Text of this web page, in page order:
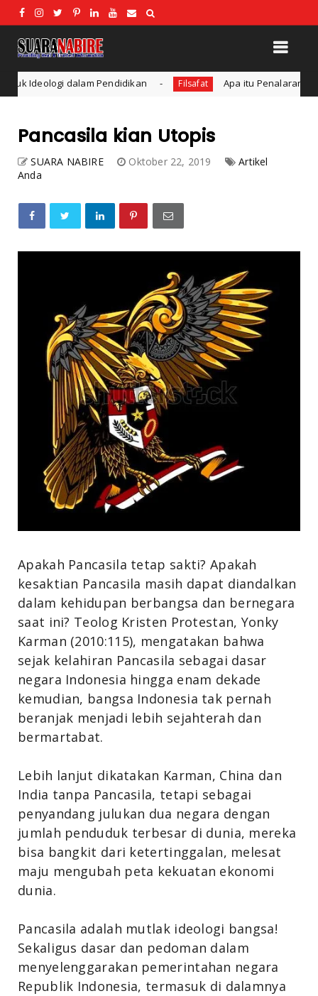
Filsafat Apa itu Penalaran Induksi dan Deduksi?
Pancasila kian Utopis
SUARA NABIRE Oktober 22, 2019
Artikel
Anda
Apakah Pancasila tetap sakti? Apakah
kesaktian Pancasila masih dapat diandalkan
dalam kehidupan berbangsa dan bernegara
saat ini? Teolog Kristen Protestan, Yonky
Karman (2010:115), mengatakan bahwa
sejak kelahiran Pancasila sebagai dasar
negara Indonesia hingga enam dekade
kemudian, bangsa Indonesia tak pernah
beranjak menjadi lebih sejahterah dan
bermartabat.
Lebih lanjut dikatakan Karman, China dan
India tanpa Pancasila, tetapi sebagai
penyandang julukan dua negara dengan
jumlah penduduk terbesar di dunia, mereka
bisa bangkit dari ketertinggalan, melesat
maju mengubah peta kekuatan ekonomi
dunia.
Pancasila adalah mutlak ideologi bangsa!
Sekaligus dasar dan pedoman dalam
menyelenggarakan pemerintahan negara
Republik Indonesia, termasuk di dalamnya